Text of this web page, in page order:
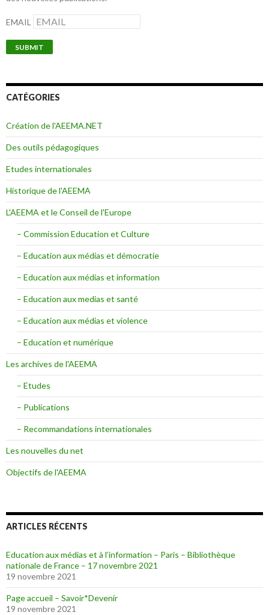
EMAIL
CATÉGORIES
Création de l'AEEMA.NET
Des outils pédagogiques
Etudes internationales
Historique de l'AEEMA
L'AEEMA et le Conseil de l'Europe
– Commission Education et Culture
– Education aux médias et démocratie
– Education aux médias et information
– Education aux medias et santé
– Education aux médias et violence
– Education et numérique
Les archives de l'AEEMA
– Etudes
– Publications
– Recommandations internationales
Les nouvelles du net
Objectifs de l'AEEMA
ARTICLES RÉCENTS
Education aux médias et à l’information – Paris – Bibliothèque
nationale de France – 17 novembre 2021
19 novembre 2021
Page accueil – Savoir*Devenir
19 novembre 2021